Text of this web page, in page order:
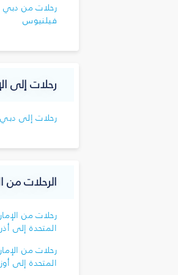
رحلات من دبي
فيلنيوس
رحلات إلى
رحلات إلى دبي
الرحلات من
رحلات من
المتحدة إلى
رحلات من
المتحدة إلى